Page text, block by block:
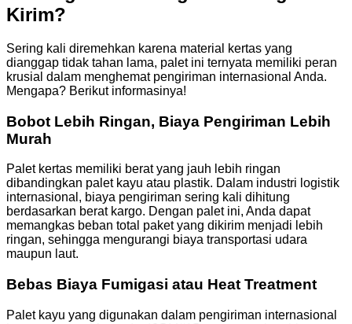
Kirim?
Sering kali diremehkan karena material kertas yang
dianggap tidak tahan lama, palet ini ternyata memiliki peran
krusial dalam menghemat pengiriman internasional Anda.
Mengapa? Berikut informasinya!
Bobot Lebih Ringan, Biaya Pengiriman Lebih
Murah
Palet kertas memiliki berat yang jauh lebih ringan
dibandingkan palet kayu atau plastik. Dalam industri logistik
internasional, biaya pengiriman sering kali dihitung
berdasarkan berat kargo. Dengan palet ini, Anda dapat
memangkas beban total paket yang dikirim menjadi lebih
ringan, sehingga mengurangi biaya transportasi udara
maupun laut.
Bebas Biaya Fumigasi atau Heat Treatment
Palet kayu yang digunakan dalam pengiriman internasional